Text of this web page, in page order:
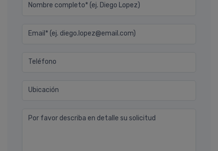
Nombre completo* (ej. Diego Lopez)
Email* (ej. diego.lopez@email.com)
Teléfono
Ubicación
Por favor describa en detalle su solicitud